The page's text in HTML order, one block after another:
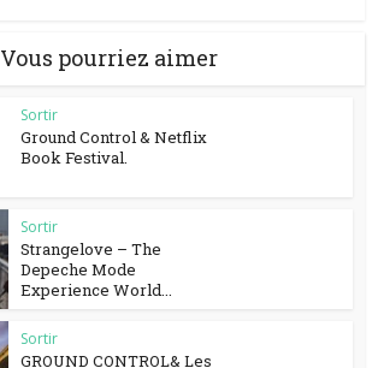
Vous pourriez aimer
Sortir
Ground Control & Netflix
Book Festival.
Sortir
Strangelove – The
Depeche Mode
Experience World...
Sortir
GROUND CONTROL& Les